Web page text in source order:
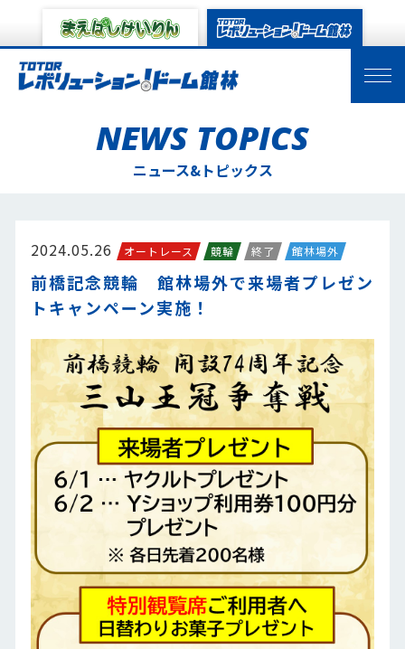
NEWS TOPICS
ニュース&トピックス
2024.05.26 オートレース 競輪 終了 館林場外
前橋記念競輪 館林場外で来場者プレゼン
トキャンペーン実施！